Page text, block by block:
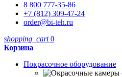
8 800 777-35-86
+7 (812) 309-47-24
order@bi-teh.ru
shopping_cart 0
Корзина
Покрасочное оборудование